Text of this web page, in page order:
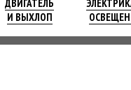
ДВИГАТЕЛЬ
И ВЫХЛОП